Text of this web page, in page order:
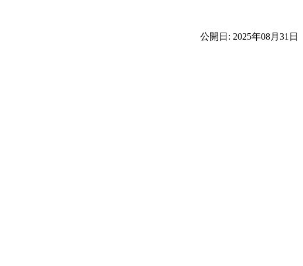
公開日: 2025年08月31日